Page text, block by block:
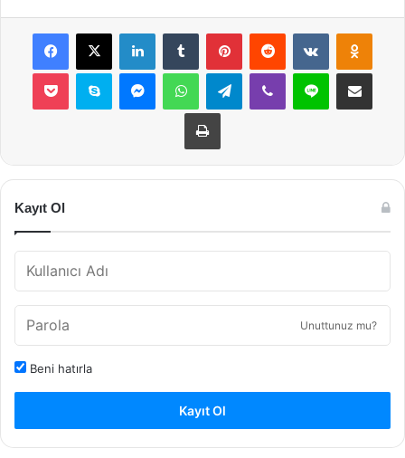
Facebook
X LinkedInTumblr PinterestReddit VKontakte
Pocket Skype MessengerWhatsAppTelegramViber Line E-Posta ile
Yazdır
Kayıt Ol
Unuttunuz mu?
Beni hatırla
Kayıt Ol